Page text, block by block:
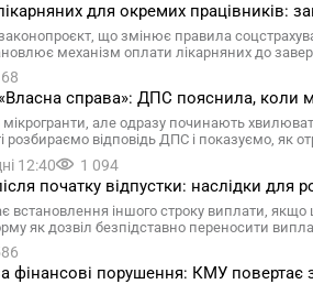
для окремих працівників:
що змінює правила
механізм оплати лікарняних до
справа»: ДПС пояснила, коли
але одразу починають
розбираємо відповідь ДПС і показуємо,
12:40 1 094
початку відпустки: наслідки для
встановлення іншого строку виплати,
як дозвіл безпідставно переносити
фінансові порушення: КМУ повертає